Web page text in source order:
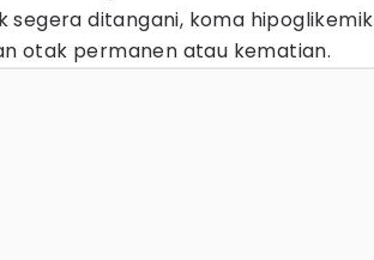
segera ditangani, koma
otak permanen atau kematian.